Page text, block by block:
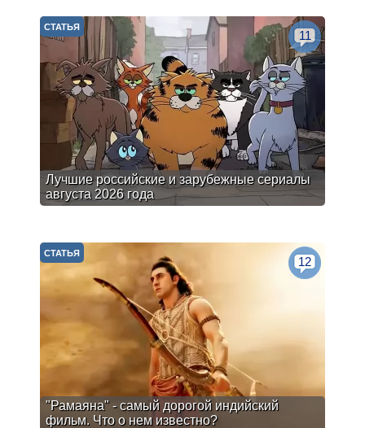
Лучшие российские и зарубежные сериалы
августа 2026 года
СТАТЬЯ
11
"Рамаяна" - самый дорогой индийский
фильм. Что о нем известно?
СТАТЬЯ
12